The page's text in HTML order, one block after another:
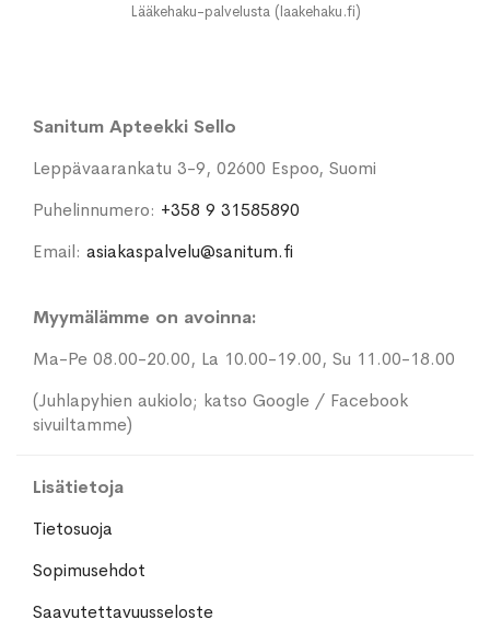
Lääkehaku-palvelusta (laakehaku.fi)
Sanitum Apteekki Sello
Leppävaarankatu 3-9, 02600 Espoo, Suomi
Puhelinnumero: +358 9 31585890
Email: asiakaspalvelu@sanitum.fi
Myymälämme on avoinna:
Ma-Pe 08.00-20.00, La 10.00-19.00, Su 11.00-18.00
(Juhlapyhien aukiolo; katso Google / Facebook
sivuiltamme)
Lisätietoja
Tietosuoja
Sopimusehdot
Saavutettavuusseloste